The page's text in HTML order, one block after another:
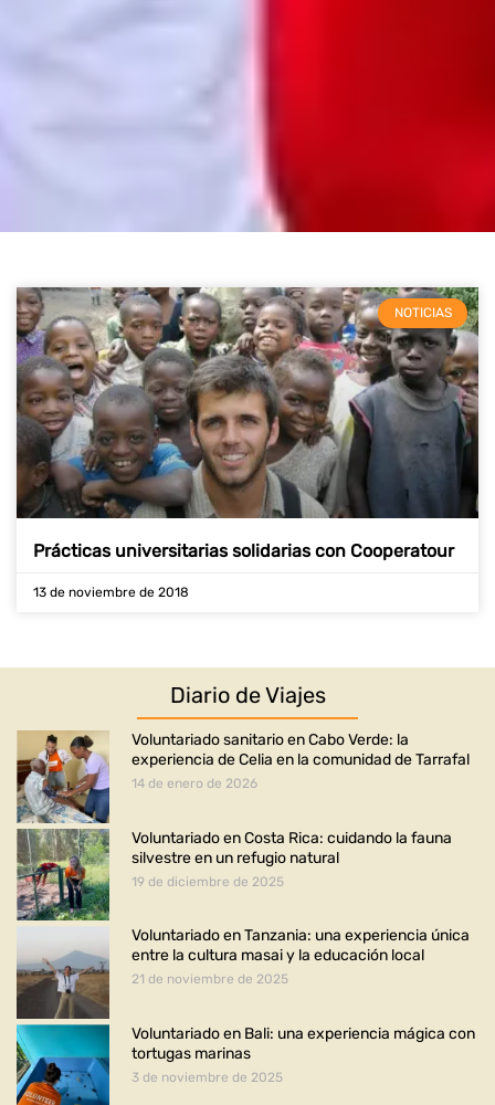
NOTICIAS
Prácticas universitarias solidarias con Cooperatour
13 de noviembre de 2018
Diario de Viajes
Voluntariado sanitario en Cabo Verde: la
experiencia de Celia en la comunidad de Tarrafal
14 de enero de 2026
Voluntariado en Costa Rica: cuidando la fauna
silvestre en un refugio natural
19 de diciembre de 2025
Voluntariado en Tanzania: una experiencia única
entre la cultura masai y la educación local
21 de noviembre de 2025
Voluntariado en Bali: una experiencia mágica con
tortugas marinas
3 de noviembre de 2025